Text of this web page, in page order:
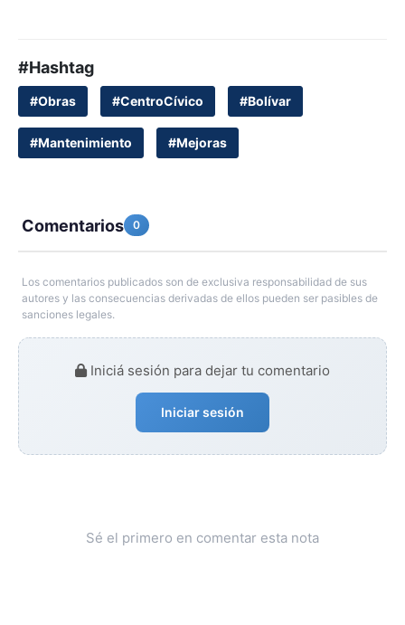
#Hashtag
#Obras #CentroCívico #Bolívar
#Mantenimiento #Mejoras
Comentarios 0
Los comentarios publicados son de exclusiva responsabilidad de sus
autores y las consecuencias derivadas de ellos pueden ser pasibles de
sanciones legales.
Iniciá sesión para dejar tu comentario
Iniciar sesión
Sé el primero en comentar esta nota